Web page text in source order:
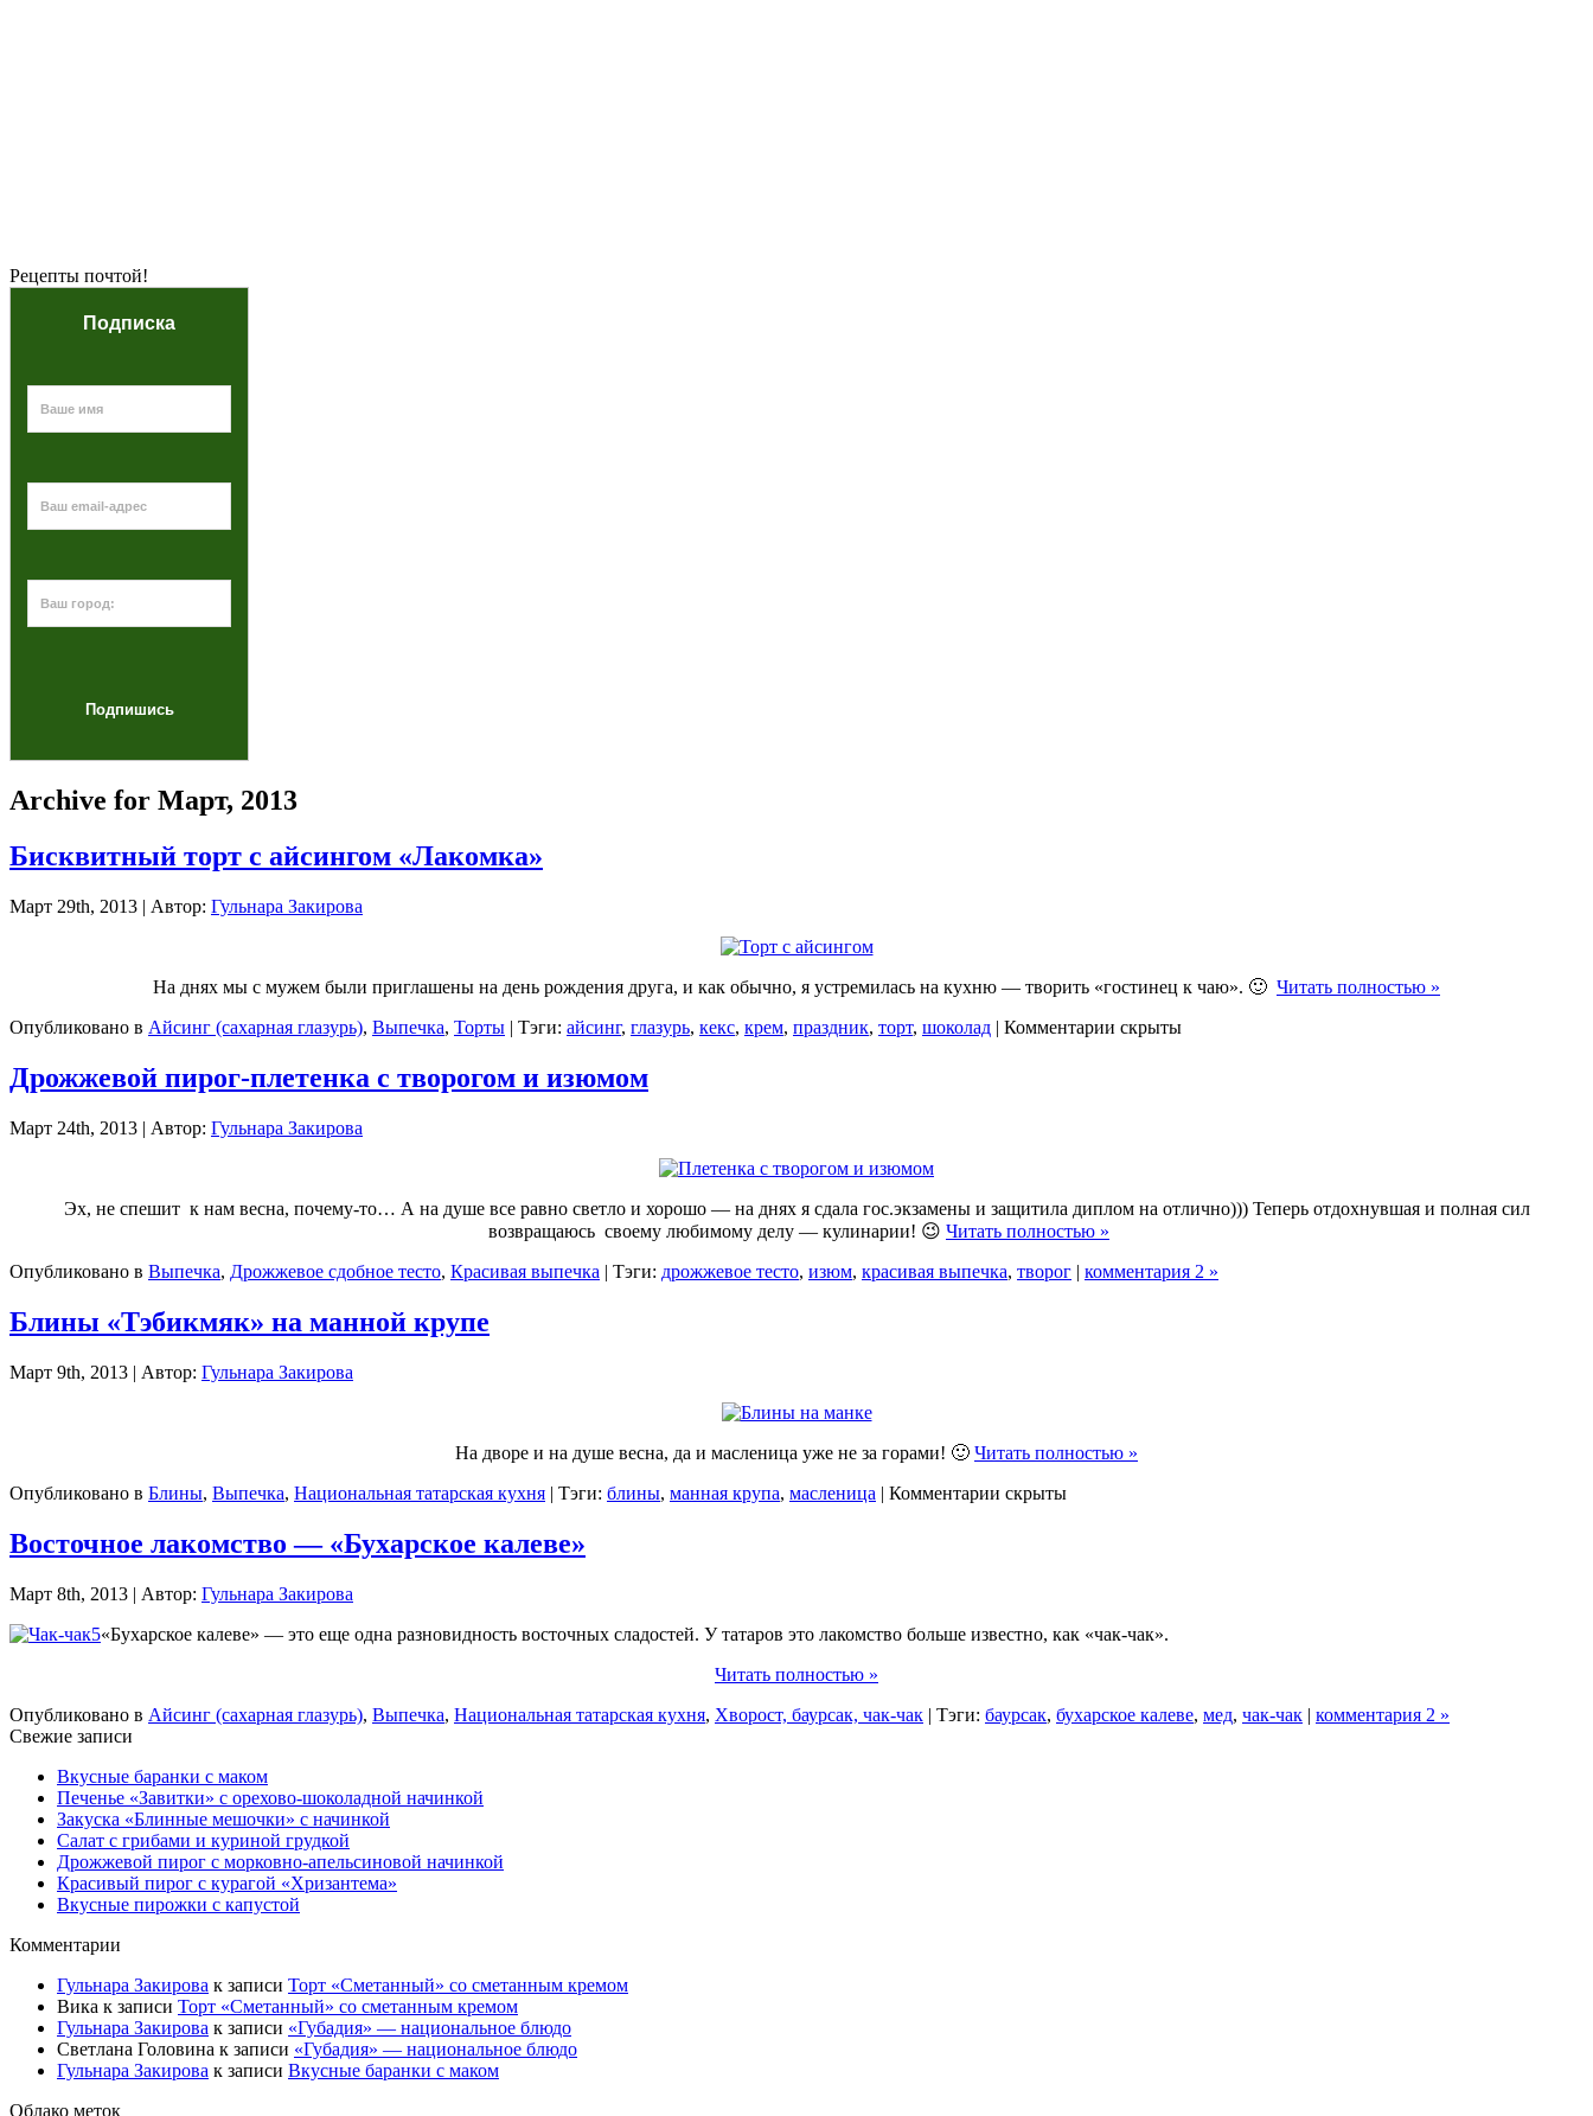
Рецепты почтой!
Подписка
Archive for Март, 2013
Бисквитный торт с айсингом «Лакомка»
Март 29th, 2013 | Автор: Гульнара Закирова
На днях мы с мужем были приглашены на день рождения друга, и как обычно, я устремилась на кухню — творить «гостинец к чаю». 🙂 Читать полностью »
Опубликовано в Айсинг (сахарная глазурь), Выпечка, Торты | Тэги: айсинг, глазурь, кекс, крем, праздник, торт, шоколад | Комментарии скрыты
Дрожжевой пирог-плетенка с творогом и изюмом
Март 24th, 2013 | Автор: Гульнара Закирова
Эх, не спешит к нам весна, почему-то… А на душе все равно светло и хорошо — на днях я сдала гос.экзамены и защитила диплом на отлично))) Теперь отдохнувшая и полная сил
возвращаюсь своему любимому делу — кулинарии! 😉 Читать полностью »
Опубликовано в Выпечка, Дрожжевое сдобное тесто, Красивая выпечка | Тэги: дрожжевое тесто, изюм, красивая выпечка, творог | комментария 2 »
Блины «Тэбикмяк» на манной крупе
Март 9th, 2013 | Автор: Гульнара Закирова
На дворе и на душе весна, да и масленица уже не за горами! 🙂 Читать полностью »
Опубликовано в Блины, Выпечка, Национальная татарская кухня | Тэги: блины, манная крупа, масленица | Комментарии скрыты
Восточное лакомство — «Бухарское калеве»
Март 8th, 2013 | Автор: Гульнара Закирова
«Бухарское калеве» — это еще одна разновидность восточных сладостей. У татаров это лакомство больше известно, как «чак-чак».
Читать полностью »
Опубликовано в Айсинг (сахарная глазурь), Выпечка, Национальная татарская кухня, Хворост, баурсак, чак-чак | Тэги: баурсак, бухарское калеве, мед, чак-чак | комментария 2 »
Свежие записи
Вкусные баранки с маком
Печенье «Завитки» с орехово-шоколадной начинкой
Закуска «Блинные мешочки» с начинкой
Салат с грибами и куриной грудкой
Дрожжевой пирог с морковно-апельсиновой начинкой
Красивый пирог с курагой «Хризантема»
Вкусные пирожки с капустой
Комментарии
Гульнара Закирова к записи Торт «Сметанный» со сметанным кремом
Вика к записи Торт «Сметанный» со сметанным кремом
Гульнара Закирова к записи «Губадия» — национальное блюдо
Светлана Головина к записи «Губадия» — национальное блюдо
Гульнара Закирова к записи Вкусные баранки с маком
Облако меток